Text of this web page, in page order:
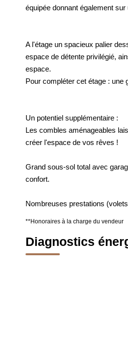
équipée donnant également
A l'étage un spacieux palier
espace de détente privilégié,
espace.
Pour compléter cet étage : une
Un potentiel supplémentaire :
Les combles aménageables
créer l'espace de vos rêves !
Grand sous-sol total avec
confort.
Nombreuses prestations
**Honoraires à la charge du vendeur
Diagnostics